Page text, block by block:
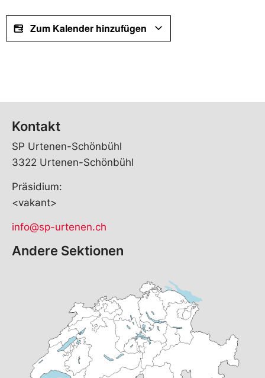
Zum Kalender hinzufügen
Kontakt
SP Urtenen-Schönbühl
3322 Urtenen-Schönbühl
Präsidium:
<vakant>
info@sp-urtenen.ch
Andere Sektionen